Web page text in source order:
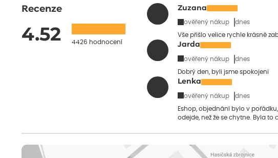
Recenze
4.52 4426 hodnocení
Zuzana
ověřený nákup dnes
Vše přišlo velice rychle krásně
Jarda
ověřený nákup dnes
Dobrý den, byli jsme spokojeni
Lenka
ověřený nákup dnes
Eshop, objednání bylo v
odejde, než že se chytne. Byla